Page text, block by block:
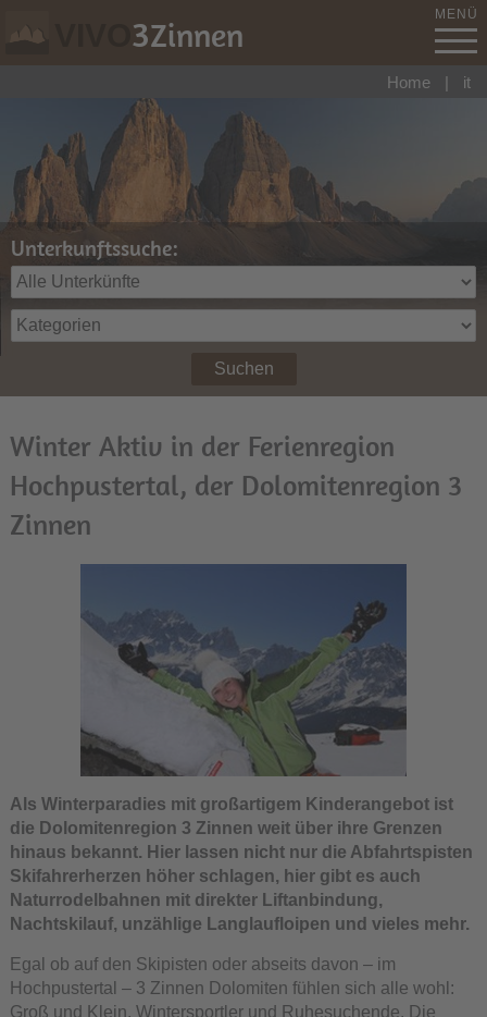
3Zinnen MENÜ
Unterkunftssuche:
Suchen
Home | it
Winter Aktiv in der Ferienregion
Hochpustertal, der Dolomitenregion 3
Zinnen
Als Winterparadies mit großartigem Kinderangebot ist
die Dolomitenregion 3 Zinnen weit über ihre Grenzen
hinaus bekannt. Hier lassen nicht nur die Abfahrtspisten
Skifahrerherzen höher schlagen, hier gibt es auch
Naturrodelbahnen mit direkter Liftanbindung,
Nachtskilauf, unzählige Langlaufloipen und vieles mehr.
Egal ob auf den Skipisten oder abseits davon – im
Hochpustertal – 3 Zinnen Dolomiten fühlen sich alle wohl:
Groß und Klein, Wintersportler und Ruhesuchende. Die